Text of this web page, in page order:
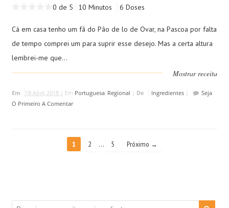
0 de 5 10 Minutos 6 Doses
Cá em casa tenho um fã do Pão de lo de Ovar, na Pascoa por falta
de tempo comprei um para suprir esse desejo. Mas a certa altura
lembrei-me que...
Mostrar receita
Em 18 Abril, 2018 | Em Portuguesa, Regional De Ingredientes|
Seja
O Primeiro A Comentar
1 2 … 5 Próximo →